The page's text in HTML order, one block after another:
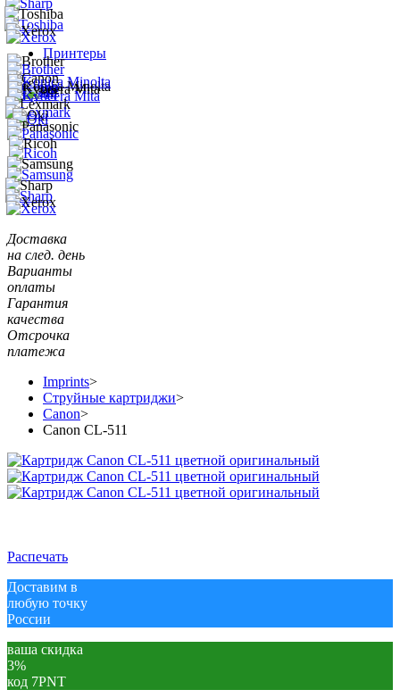
Принтеры
Доставка
на след. день
Варианты
оплаты
Гарантия
качества
Отсрочка
платежа
Imprints>
Струйные картриджи>
Canon>
Canon CL-511
Распечать
Доставим в
любую точку
России
ваша скидка
3%
код 7PNT